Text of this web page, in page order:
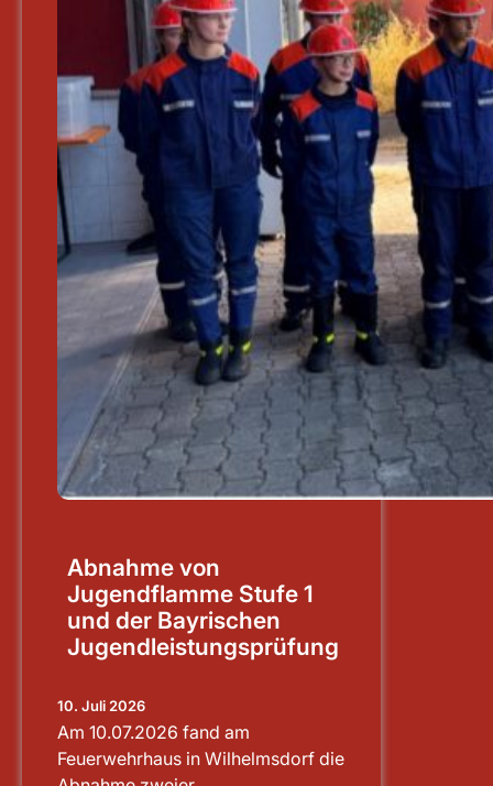
Abnahme von
Jugendflamme Stufe 1
und der Bayrischen
Jugendleistungsprüfung
10. Juli 2026
Am 10.07.2026 fand am
Feuerwehrhaus in Wilhelmsdorf die